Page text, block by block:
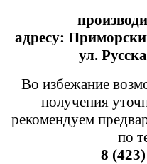
адресу:
ул.
Во избежание
получения
рекомендуем
по
8